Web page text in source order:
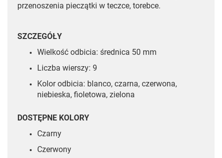
przenoszenia pieczątki w teczce, torebce.
SZCZEGÓŁY
Wielkość odbicia: średnica 50 mm
Liczba wierszy: 9
Kolor odbicia: blanco, czarna, czerwona,
niebieska, fioletowa, zielona
DOSTĘPNE KOLORY
Czarny
Czerwony